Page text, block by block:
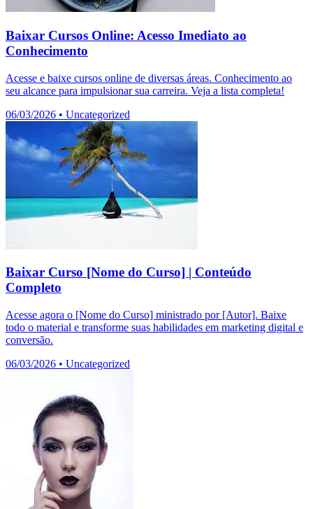
Baixar Cursos Online: Acesso Imediato ao
Conhecimento
Acesse e baixe cursos online de diversas áreas. Conhecimento ao
seu alcance para impulsionar sua carreira. Veja a lista completa!
06/03/2026 • Uncategorized
Baixar Curso [Nome do Curso] | Conteúdo
Completo
Acesse agora o [Nome do Curso] ministrado por [Autor]. Baixe
todo o material e transforme suas habilidades em marketing digital e
conversão.
06/03/2026 • Uncategorized